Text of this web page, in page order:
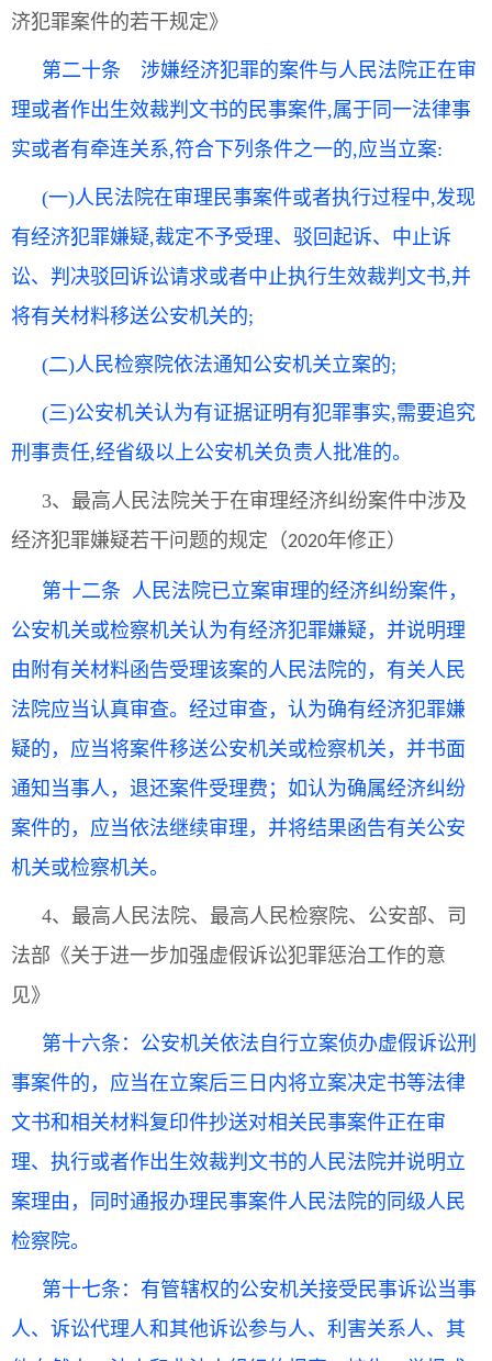
济犯罪案件的若干规定》
第二十条 涉嫌经济犯罪的案件与人民法院正在审
理或者作出生效裁判文书的民事案件,属于同一法律事
实或者有牵连关系,符合下列条件之一的,应当立案:
(一)人民法院在审理民事案件或者执行过程中,发现
有经济犯罪嫌疑,裁定不予受理、驳回起诉、中止诉
讼、判决驳回诉讼请求或者中止执行生效裁判文书,并
将有关材料移送公安机关的;
(二)人民检察院依法通知公安机关立案的;
(三)公安机关认为有证据证明有犯罪事实,需要追究
刑事责任,经省级以上公安机关负责人批准的。
3、最高人民法院关于在审理经济纠纷案件中涉及
经济犯罪嫌疑若干问题的规定（2020年修正）
第十二条 人民法院已立案审理的经济纠纷案件，
公安机关或检察机关认为有经济犯罪嫌疑，并说明理
由附有关材料函告受理该案的人民法院的，有关人民
法院应当认真审查。经过审查，认为确有经济犯罪嫌
疑的，应当将案件移送公安机关或检察机关，并书面
通知当事人，退还案件受理费；如认为确属经济纠纷
案件的，应当依法继续审理，并将结果函告有关公安
机关或检察机关。
4、最高人民法院、最高人民检察院、公安部、司
法部《关于进一步加强虚假诉讼犯罪惩治工作的意
见》
第十六条：公安机关依法自行立案侦办虚假诉讼刑
事案件的，应当在立案后三日内将立案决定书等法律
文书和相关材料复印件抄送对相关民事案件正在审
理、执行或者作出生效裁判文书的人民法院并说明立
案理由，同时通报办理民事案件人民法院的同级人民
检察院。
第十七条：有管辖权的公安机关接受民事诉讼当事
人、诉讼代理人和其他诉讼参与人、利害关系人、其